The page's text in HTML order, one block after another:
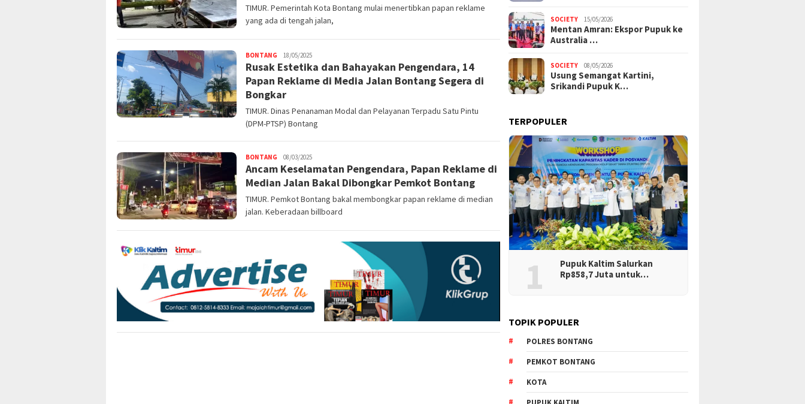
TIMUR. Pemerintah Kota Bontang mulai menertibkan papan reklame
yang ada di tengah jalan,
BONTANG News
Room
18/05/2025
Rusak Estetika dan Bahayakan Pengendara, 14
Papan Reklame di Media Jalan Bontang Segera di
Bongkar
TIMUR. Dinas Penanaman Modal dan Pelayanan Terpadu Satu Pintu
(DPM-PTSP) Bontang
BONTANG News
Room
08/03/2025
Ancam Keselamatan Pengendara, Papan Reklame di
Median Jalan Bakal Dibongkar Pemkot Bontang
TIMUR. Pemkot Bontang bakal membongkar papan reklame di median
jalan. Keberadaan billboard
SOCIETY 15/05/2026
Mentan Amran: Ekspor Pupuk ke
Australia …
SOCIETY 08/05/2026
Usung Semangat Kartini,
Srikandi Pupuk K…
TERPOPULER
1
Pupuk Kaltim Salurkan
Rp858,7 Juta untuk…
TOPIK POPULER
POLRES BONTANG
PEMKOT BONTANG
KOTA